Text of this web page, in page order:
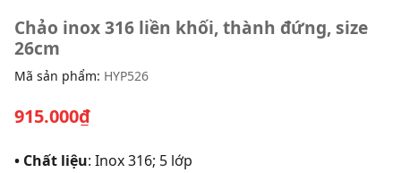
Chảo inox 316 liền khối, thành đứng, size
26cm
Mã sản phẩm: HYP526
915.000₫
• Chất liệu: Inox 316; 5 lớp